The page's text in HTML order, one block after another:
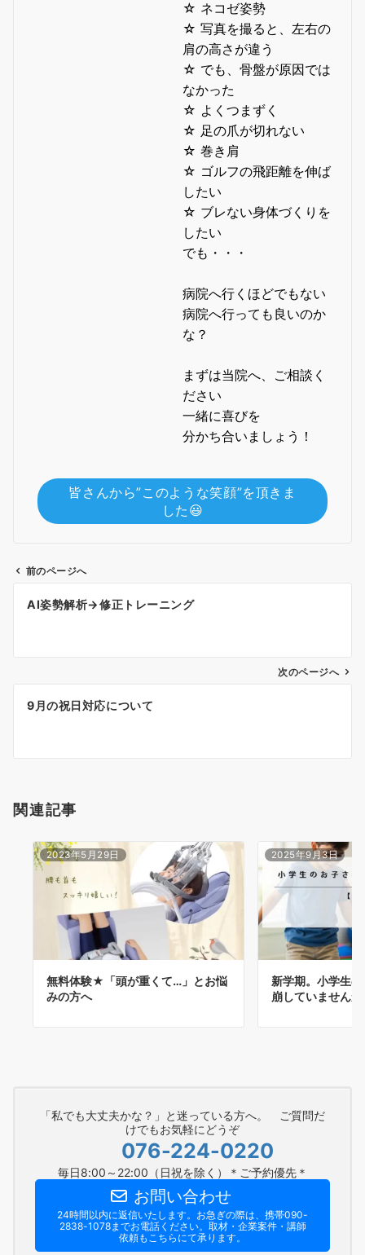
☆ ネコゼ姿勢
☆ 写真を撮ると、左右の
肩の高さが違う
☆ でも、骨盤が原因では
なかった
☆ よくつまずく
☆ 足の爪が切れない
☆ 巻き肩
☆ ゴルフの飛距離を伸ば
したい
☆ ブレない身体づくりを
したい
でも・・・
病院へ行くほどでもない
病院へ行っても良いのか
な？
まずは当院へ、ご相談く
ださい
一緒に喜びを
分かち合いましょう！
皆さんから”このような笑顔”を頂きま
した😃
ン
前のページへ
AI姿勢解析→修正トレーニング
次のページへ
9月の祝日対応について
関連記事
2023年5月29日
無料体験★「頭が重くて…」とお悩
みの方へ
2025年9月3日
新学期。小学生
崩していませんか
「私でも大丈夫かな？」と迷っている方へ。 ご質問だ
けでもお気軽にどうぞ
076-224-0220
毎日8:00～22:00（日祝を除く）＊ご予約優先＊
お問い合わせ
24時間以内に返信いたします。お急ぎの際は、携帯090-
2838-1078までお電話ください。​取材・企業案件・講師
依頼もこちらにて承ります。